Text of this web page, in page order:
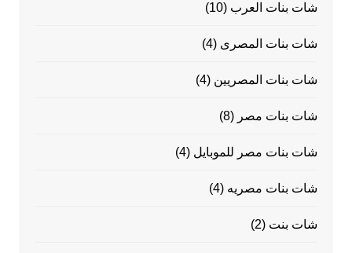
شات بنات العرب (10)
شات بنات المصرى (4)
شات بنات المصريين (4)
شات بنات مصر (8)
شات بنات مصر للموبايل (4)
شات بنات مصريه (4)
شات بنت (2)